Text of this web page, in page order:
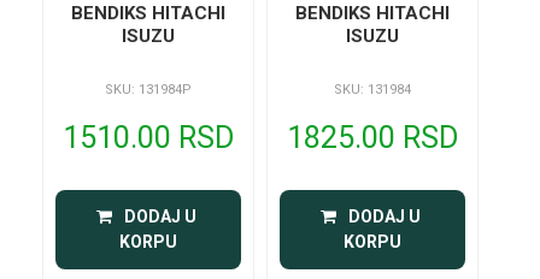
BENDIKS HITACHI
ISUZU
SKU: 131984P
1510.00 RSD
DODAJ U
KORPU
BENDIKS HITACHI
ISUZU
SKU: 131984
1825.00 RSD
DODAJ U
KORPU